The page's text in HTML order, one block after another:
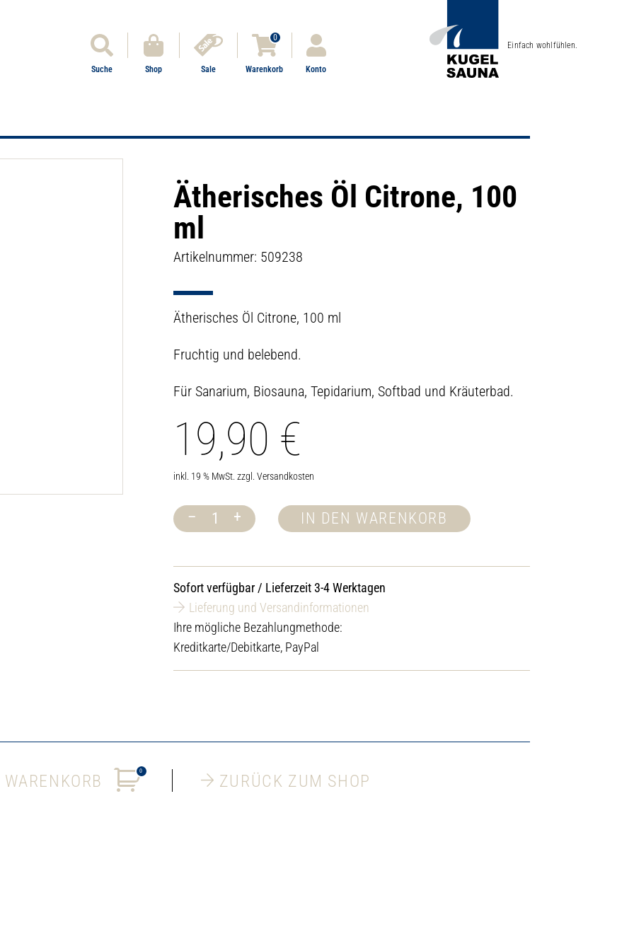
Suche Shop Sale
0
Warenkorb Konto
Einfach wohlfühlen.
Ätherisches Öl Citrone, 100
ml
Artikelnummer: 509238
Ätherisches Öl Citrone, 100 ml
Fruchtig und belebend.
Für Sanarium, Biosauna, Tepidarium, Softbad und Kräuterbad.
19,90 €
inkl. 19 % MwSt. zzgl. Versandkosten
Ätherisches
Menge
– + IN DEN WARENKORB
Sofort verfügbar / Lieferzeit 3-4 Werktagen
Lieferung und Versandinformationen
Ihre mögliche Bezahlungmethode:
Kreditkarte/Debitkarte, PayPal
0 ZURÜCK ZUM SHOP